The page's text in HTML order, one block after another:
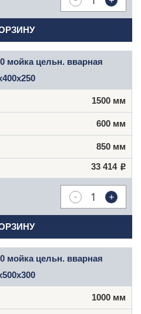
мойка цельн. вварная
1500 мм
600 мм
850 мм
33 414 Р
- +
мойка цельн. вварная
1000 мм